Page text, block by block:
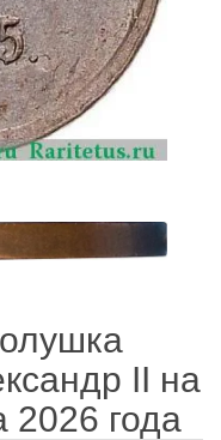
II на
2026 года